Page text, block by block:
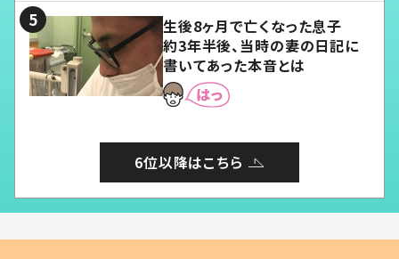
生後8ヶ月で亡くなった息子
約3年半後、当時の妻の日記に
書いてあった本音とは
6位以降はこちら